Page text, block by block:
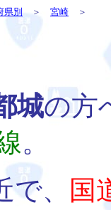
県別＞ 宮崎 ＞
城の方
。
で、
国